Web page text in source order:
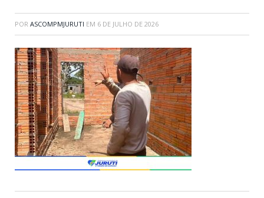
POR ASCOMPMJURUTI EM 6 DE JULHO DE 2026